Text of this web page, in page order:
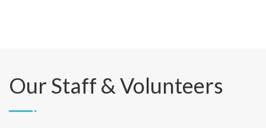
Our Staff & Volunteers